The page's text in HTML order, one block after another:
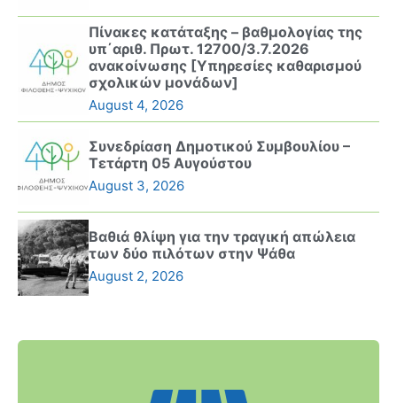
Πίνακες κατάταξης – βαθμολογίας της
υπ΄αριθ. Πρωτ. 12700/3.7.2026
ανακοίνωσης [Υπηρεσίες καθαρισμού
σχολικών μονάδων]
August 4, 2026
Συνεδρίαση Δημοτικού Συμβουλίου –
Τετάρτη 05 Αυγούστου
August 3, 2026
Βαθιά θλίψη για την τραγική απώλεια
των δύο πιλότων στην Ψάθα
August 2, 2026